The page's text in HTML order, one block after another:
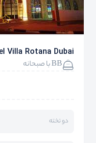
Villa Rotana Dubai
BB با صبحانه
دو تخته